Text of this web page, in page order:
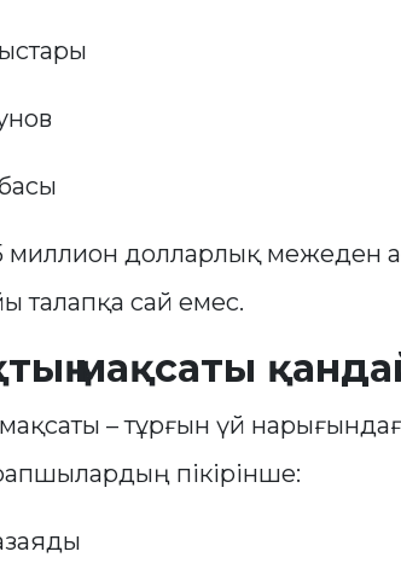
миллион долларлық межеден
талапқа сай емес.
мақсаты
мақсаты – тұрғын үй
пікірінше: